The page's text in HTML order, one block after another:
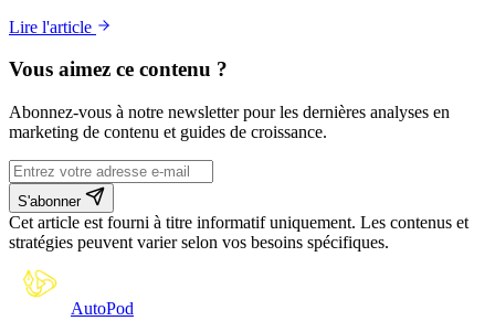
Lire l'article
Vous aimez ce contenu ?
Abonnez-vous à notre newsletter pour les dernières analyses en
marketing de contenu et guides de croissance.
S'abonner
Cet article est fourni à titre informatif uniquement. Les contenus et
stratégies peuvent varier selon vos besoins spécifiques.
AutoPod